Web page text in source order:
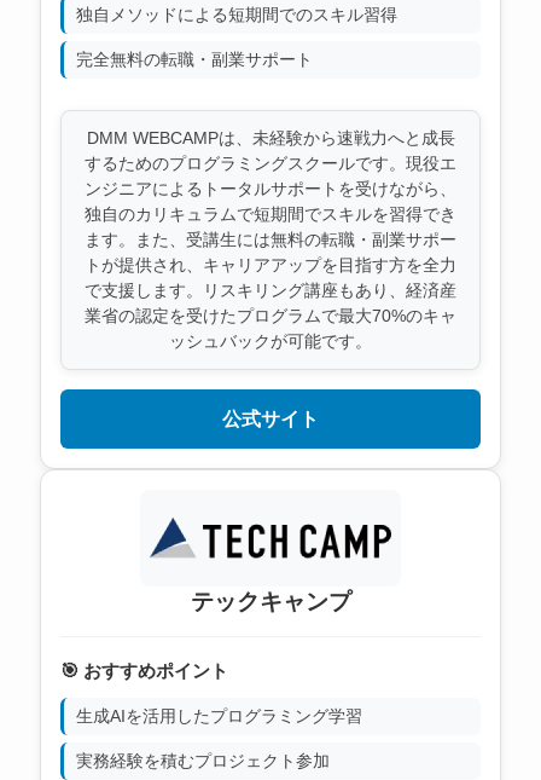
独自メソッドによる短期間でのスキル習得
完全無料の転職・副業サポート
DMM WEBCAMPは、未経験から速戦力へと成長
するためのプログラミングスクールです。現役エ
ンジニアによるトータルサポートを受けながら、
独自のカリキュラムで短期間でスキルを習得でき
ます。また、受講生には無料の転職・副業サポー
トが提供され、キャリアアップを目指す方を全力
で支援します。リスキリング講座もあり、経済産
業省の認定を受けたプログラムで最大70%のキャ
ッシュバックが可能です。
公式サイト
テックキャンプ
🎯 おすすめポイント
生成AIを活用したプログラミング学習
実務経験を積むプロジェクト参加